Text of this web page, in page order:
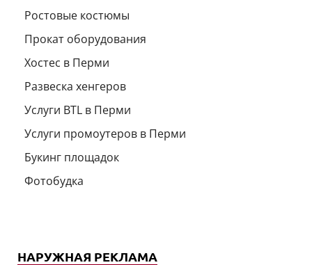
Ростовые костюмы
Прокат оборудования
Хостес в Перми
Развеска хенгеров
Услуги BTL в Перми
Услуги промоутеров в Перми
Букинг площадок
Фотобудка
НАРУЖНАЯ РЕКЛАМА